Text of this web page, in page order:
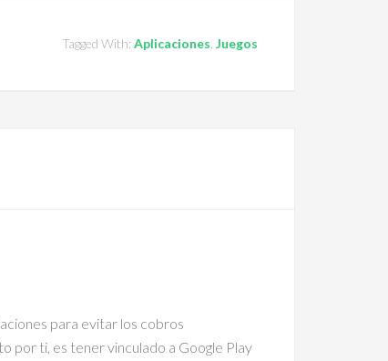
Tagged With: Aplicaciones Juegos
para evitar los cobros
por ti, es tener vinculado a Google Play